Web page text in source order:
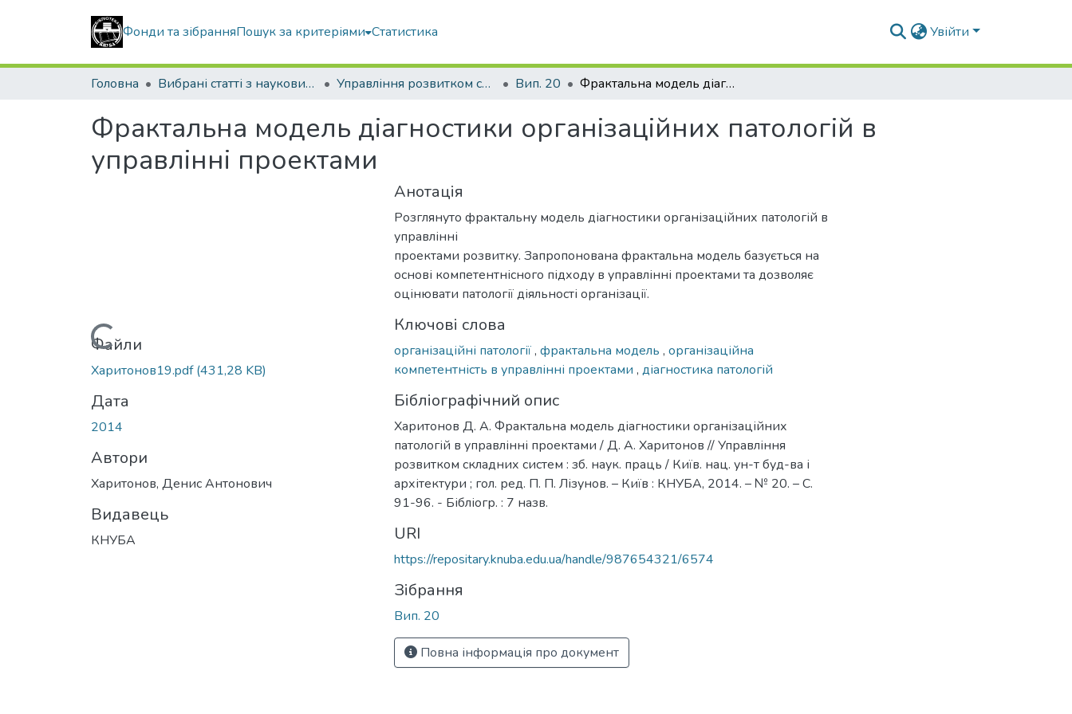
Фонди та зібранняПошук за критеріями Статистика Увійти
Головна Вибрані статті з наукових збірників КНУБА Управління розвитком складних систем Вип. 20 Фрактальна модель діагностики організаційних патологій в управлінні проектами
Фрактальна модель діагностики організаційних патологій в
управлінні проектами
Вантажиться...
Файли
Харитонов19.pdf(431,28 KB)
Дата
2014
Автори
Харитонов, Денис Антонович
Видавець
КНУБА
Анотація
Розглянуто фрактальну модель діагностики організаційних патологій в
управлінні
проектами розвитку. Запропонована фрактальна модель базується на
основі компетентнісного підходу в управлінні проектами та дозволяє
оцінювати патології діяльності організації.
Ключові слова
організаційні патології, фрактальна модель , організаційна
компетентність в управлінні проектами , діагностика патологій
Бібліографічний опис
Харитонов Д. А. Фрактальна модель діагностики організаційних
патологій в управлінні проектами / Д. А. Харитонов // Управління
розвитком складних систем : зб. наук. праць / Київ. нац. ун-т буд-ва і
архітектури ; гол. ред. П. П. Лізунов. – Київ : КНУБА, 2014. – № 20. – С.
91-96. - Бібліогр. : 7 назв.
URI
https://repositary.knuba.edu.ua/handle/987654321/6574
Зібрання
Вип. 20
Повна інформація про документ